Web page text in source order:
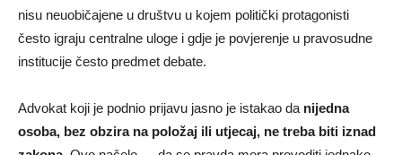
nisu neuobičajene u društvu u kojem politički protagonisti
često igraju centralne uloge i gdje je povjerenje u pravosudne
institucije često predmet debate.
Advokat koji je podnio prijavu jasno je istakao da nijedna
osoba, bez obzira na položaj ili utjecaj, ne treba biti iznad